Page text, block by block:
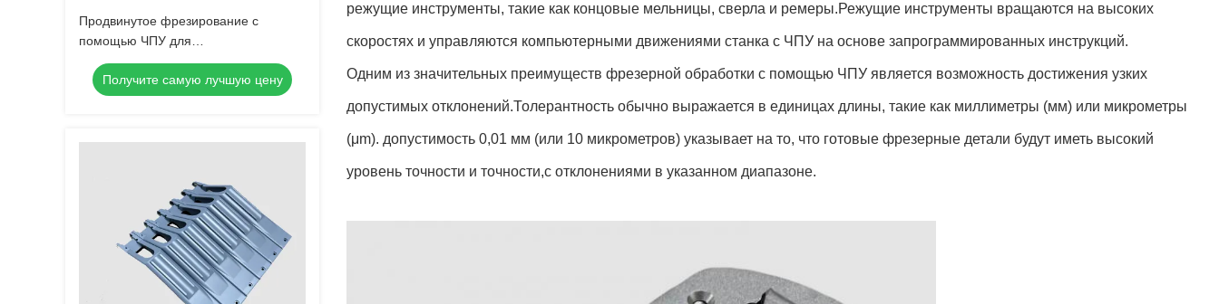
Продвинутое фрезирование с
помощью ЧПУ для
интеллектуального производства
прототипов ЭКУ
Получите самую лучшую цену
режущие инструменты, такие как концовые мельницы, сверла и ремеры.Режущие инструменты вращаются на высоких
скоростях и управляются компьютерными движениями станка с ЧПУ на основе запрограммированных инструкций.
Одним из значительных преимуществ фрезерной обработки с помощью ЧПУ является возможность достижения узких
допустимых отклонений.Толерантность обычно выражается в единицах длины, такие как миллиметры (мм) или микрометры
(μm). допустимость 0,01 мм (или 10 микрометров) указывает на то, что готовые фрезерные детали будут иметь высокий
уровень точности и точности,с отклонениями в указанном диапазоне.